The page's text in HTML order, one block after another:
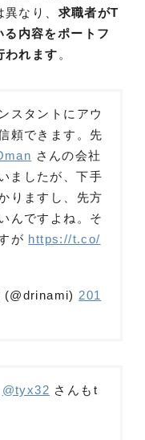
なり、 求職者がT
内容をポートフ
われます。
スタントにアウ
頼できます。先
さんの会社
ましたが、下手
りますし、先方
んですよね。そ
が https://t.co/
(@drinami)201
@tyx32 さんもt